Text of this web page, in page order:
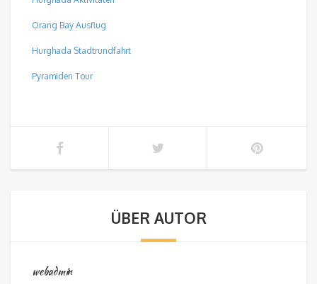
Orang Bay Ausflug
Hurghada Stadtrundfahrt
Pyramiden Tour
ÜBER AUTOR
webadmin